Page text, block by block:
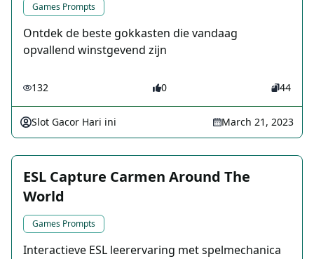
Games Prompts
Ontdek de beste gokkasten die vandaag
opvallend winstgevend zijn
132 0 44
Slot Gacor Hari ini March 21, 2023
ESL Capture Carmen Around The
World
Games Prompts
Interactieve ESL leerervaring met spelmechanica